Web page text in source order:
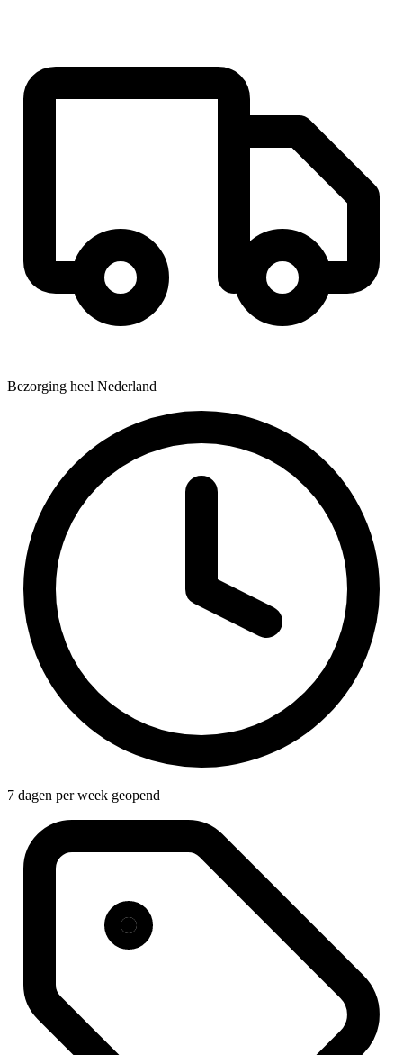
Bezorging heel Nederland
7 dagen per week geopend